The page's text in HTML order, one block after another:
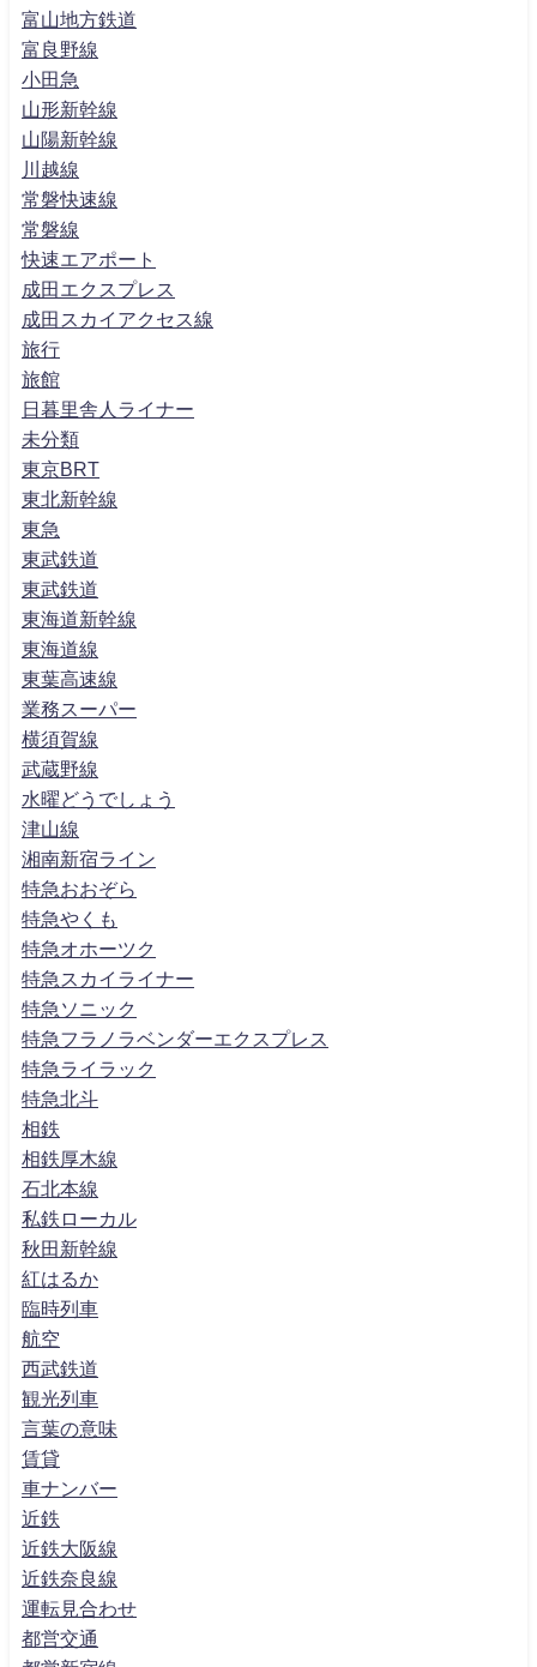
富山地方鉄道
富良野線
小田急
山形新幹線
山陽新幹線
川越線
常磐快速線
常磐線
快速エアポート
成田エクスプレス
成田スカイアクセス線
旅行
旅館
日暮里舎人ライナー
未分類
東京BRT
東北新幹線
東急
東武鉄道
東武鉄道
東海道新幹線
東海道線
東葉高速線
業務スーパー
横須賀線
武蔵野線
水曜どうでしょう
津山線
湘南新宿ライン
特急おおぞら
特急やくも
特急オホーツク
特急スカイライナー
特急ソニック
特急フラノラベンダーエクスプレス
特急ライラック
特急北斗
相鉄
相鉄厚木線
石北本線
私鉄ローカル
秋田新幹線
紅はるか
臨時列車
航空
西武鉄道
観光列車
言葉の意味
賃貸
車ナンバー
近鉄
近鉄大阪線
近鉄奈良線
運転見合わせ
都営交通